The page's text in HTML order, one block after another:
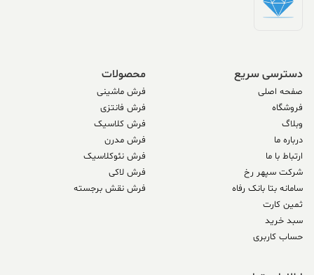
دسترسی سریع
صفحه اصلی
فروشگاه
وبلاگ
درباره ما
ارتباط با ما
شرکت سپهر رخ
سامانه بتا بانک رفاه
ثمین کارت
سبد خرید
حساب کاربری
محصولات
فرش ماشینی
فرش فانتزی
فرش کلاسیک
فرش مدرن
فرش نئوکلاسیک
فرش لاکی
فرش نقش برجسته